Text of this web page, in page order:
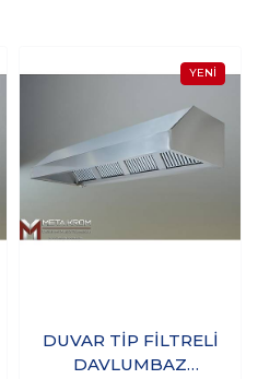
DUVAR TİP FİLTRELİ
DAVLUMBAZ